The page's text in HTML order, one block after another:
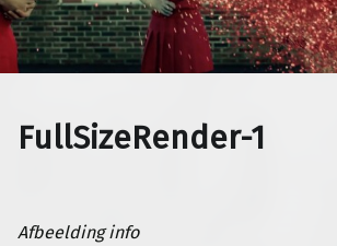
FullSizeRender-1
Afbeelding info